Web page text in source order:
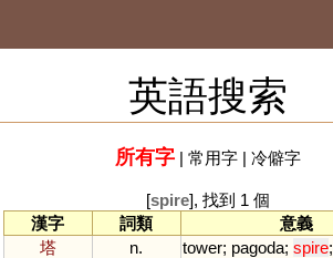
英語搜索
所有字| 常用字| 冷僻字
[spire], 找到 1 個
漢字
詞類
意義
塔
n. tower; pagoda; spire;